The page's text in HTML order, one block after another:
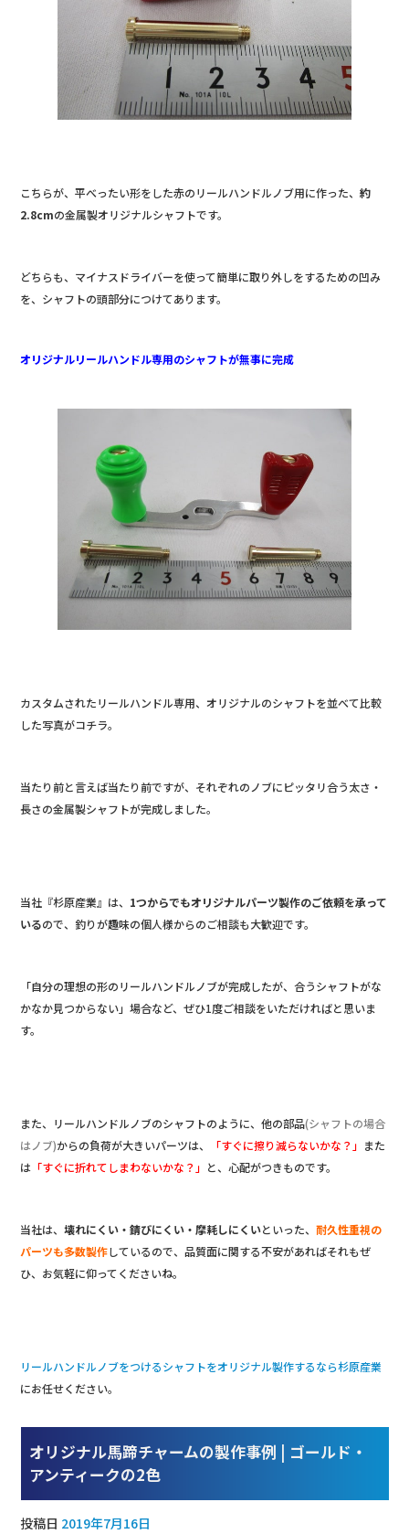
こちらが、平べったい形をした赤のリールハンドルノブ用に作った、約
2.8cmの金属製オリジナルシャフトです。
どちらも、マイナスドライバーを使って簡単に取り外しをするための凹み
を、シャフトの頭部分につけてあります。
オリジナルリールハンドル専用のシャフトが無事に完成
カスタムされたリールハンドル専用、オリジナルのシャフトを並べて比較
した写真がコチラ。
当たり前と言えば当たり前ですが、それぞれのノブにピッタリ合う太さ・
長さの金属製シャフトが完成しました。
当社『杉原産業』は、 1つからでもオリジナルパーツ製作のご依頼を承って
いるので、釣りが趣味の個人様からのご相談も大歓迎です。
「自分の理想の形のリールハンドルノブが完成したが、合うシャフトがな
かなか見つからない」場合など、ぜひ1度ご相談をいただければと思いま
す。
また、リールハンドルノブのシャフトのように、他の部品(シャフトの場合
はノブ)からの負荷が大きいパーツは、 「すぐに擦り減らないかな？」 また
は 「すぐに折れてしまわないかな？」 と、心配がつきものです。
当社は、壊れにくい・錆びにくい・摩耗しにくいといった、耐久性重視の
パーツも多数製作しているので、品質面に関する不安があればそれもぜ
ひ、お気軽に仰ってくださいね。
リールハンドルノブをつけるシャフトをオリジナル製作するなら杉原産業
にお任せください。
オリジナル馬蹄チャームの製作事例 | ゴールド・
アンティークの2色
投稿日 2019年7月16日